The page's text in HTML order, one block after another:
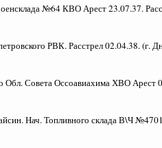
№64 КВО Арест 23.07.37.
РВК. Расстрел 02.04.38. (г.
Совета Оссоавиахима ХВО Арест
Нач. Топливного склада В\Ч